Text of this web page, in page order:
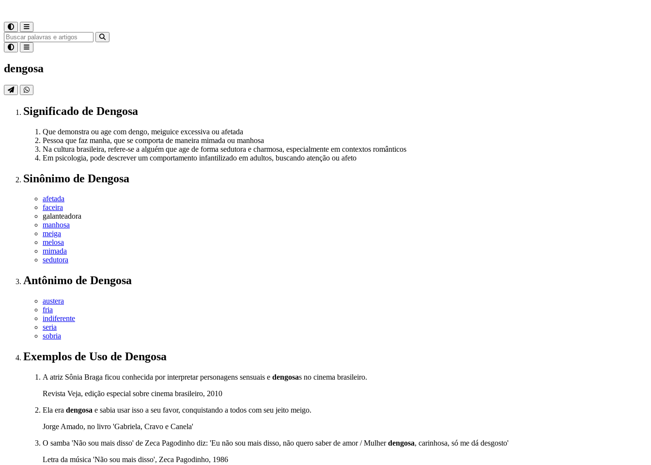
dengosa
Significado de Dengosa
Que demonstra ou age com dengo, meiguice excessiva ou afetada
Pessoa que faz manha, que se comporta de maneira mimada ou manhosa
Na cultura brasileira, refere-se a alguém que age de forma sedutora e charmosa, especialmente em contextos românticos
Em psicologia, pode descrever um comportamento infantilizado em adultos, buscando atenção ou afeto
Sinônimo de Dengosa
afetada
faceira
galanteadora
manhosa
meiga
melosa
mimada
sedutora
Antônimo de Dengosa
austera
fria
indiferente
seria
sobria
Exemplos de Uso de Dengosa
A atriz Sônia Braga ficou conhecida por interpretar personagens sensuais e dengosas no cinema brasileiro.
Revista Veja, edição especial sobre cinema brasileiro, 2010
Ela era dengosa e sabia usar isso a seu favor, conquistando a todos com seu jeito meigo.
Jorge Amado, no livro 'Gabriela, Cravo e Canela'
O samba 'Não sou mais disso' de Zeca Pagodinho diz: 'Eu não sou mais disso, não quero saber de amor / Mulherdengosa, carinhosa, só me dá desgosto'
Letra da música 'Não sou mais disso', Zeca Pagodinho, 1986